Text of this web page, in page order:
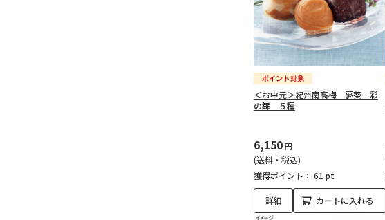
＜お中元＞紀州南高梅 夢葵 彩
の舞 ５種
6,150円
(送料・税込)
獲得ポイント： 61 pt
詳細 カートに入れる